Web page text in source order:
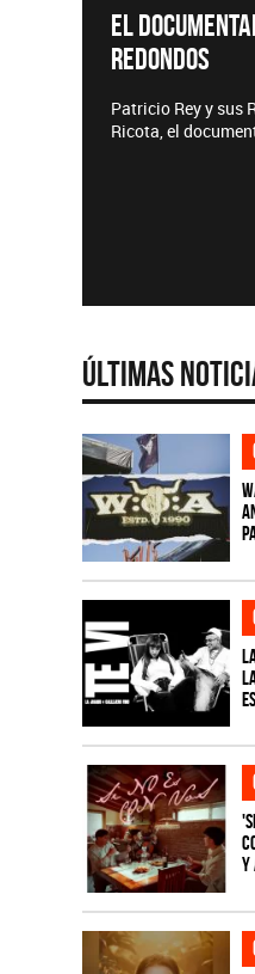
EL
REDONDOS
Patricio Rey y sus
Ricota, el
Últimas
y